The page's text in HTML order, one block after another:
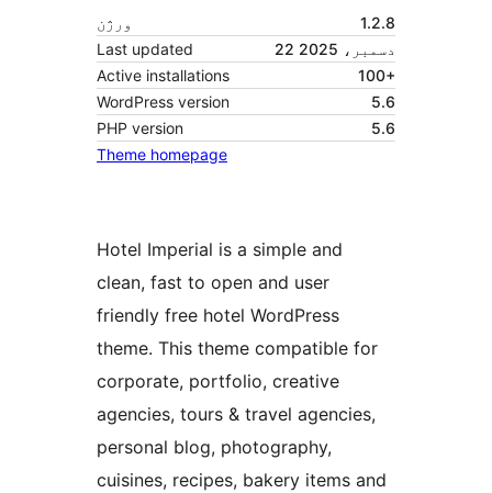
ورژن
1.2.8
Last updated
22 دسمبر، 2025
Active installations
100+
WordPress version
5.6
PHP version
5.6
Theme homepage
Hotel Imperial is a simple and
clean, fast to open and user
friendly free hotel WordPress
theme. This theme compatible for
corporate, portfolio, creative
agencies, tours & travel agencies,
personal blog, photography,
cuisines, recipes, bakery items and